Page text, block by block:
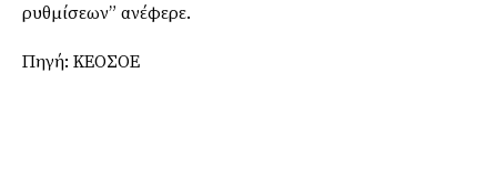
ρυθμίσεων” ανέφερε.
Πηγή: ΚΕΟΣΟΕ